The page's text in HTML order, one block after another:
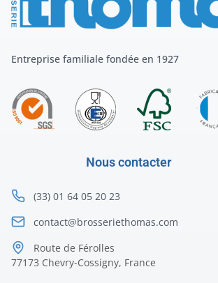
Entreprise familiale fondée en 1927
Nous contacter
(33) 01 64 05 20 23
contact@brosseriethomas.com
Route de Férolles
77173 Chevry-Cossigny, France